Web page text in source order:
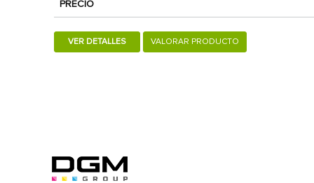
PRECIO
VER DETALLES VALORAR PRODUCTO